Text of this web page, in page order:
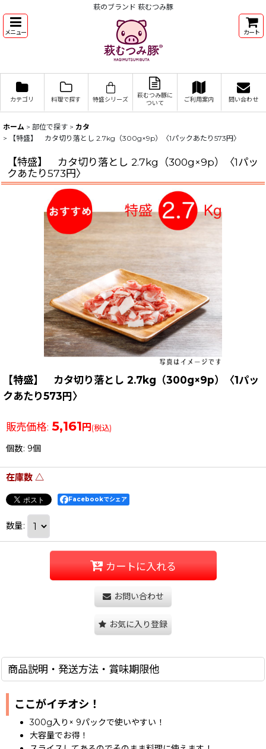
萩のブランド 萩むつみ豚
メニュー カート
カテゴリ 料理で探す 特盛シリーズ
萩むつみ豚に
ついて
ご利用案内 問い合わせ
ホーム > 部位で探す > カタ
>
【特盛】 カタ切り落とし 2.7kg（300g×9p）〈1パックあたり573円〉
【特盛】 カタ切り落とし 2.7kg（300g×9p）〈1パッ
クあたり573円〉
【特盛】 カタ切り落とし 2.7kg（300g×9p）〈1パッ
クあたり573円〉
販売価格: 5,161 円 (税込)
個数: 9個
在庫数 △
Facebookでシェア
数量:
カートに入れる
お問い合わせ
お気に入り登録
商品説明・発送方法・賞味期限他
ここがイチオシ！
300g入り× 9パックで使いやすい！
大容量でお得！